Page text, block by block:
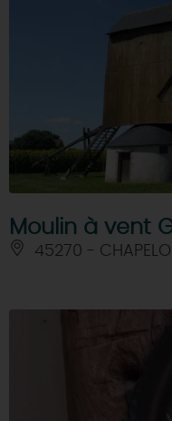
Moulin à vent
45270 -